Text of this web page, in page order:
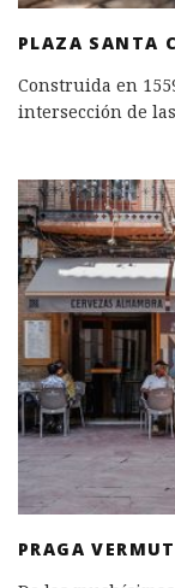
PLAZA SANTA
Construida en
intersección de
PRAGA